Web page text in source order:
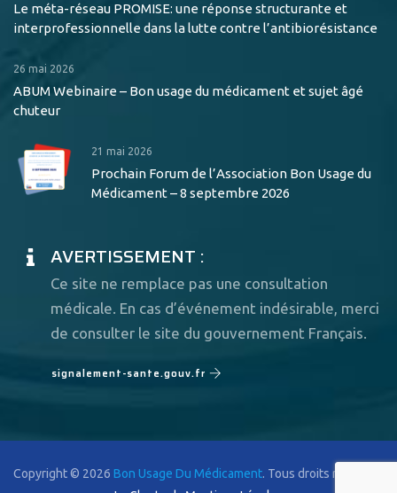
Le méta-réseau PROMISE: une réponse structurante et
interprofessionnelle dans la lutte contre l’antibiorésistance
26 mai 2026
ABUM Webinaire – Bon usage du médicament et sujet âgé
chuteur
21 mai 2026
Prochain Forum de l’Association Bon Usage du
Médicament – 8 septembre 2026
AVERTISSEMENT :
Ce site ne remplace pas une consultation
médicale. En cas d’événement indésirable, merci
de consulter le site du gouvernement Français.
signalement-sante.gouv.fr
Copyright © 2026 Bon Usage Du Médicament. Tous droits réservés.